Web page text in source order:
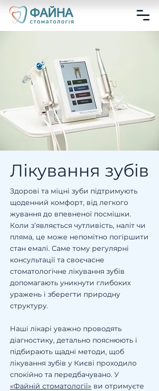
Лікування зубів
Здорові та міцні зуби підтримують
щоденний комфорт, від легкого
жування до впевненої посмішки.
Коли з’являється чутливість, наліт чи
пляма, це може непомітно погіршити
стан емалі. Саме тому регулярні
консультації та своєчасне
стоматологічне лікування зубів
допомагають уникнути глибоких
уражень і зберегти природну
структуру.
Наші лікарі уважно проводять
діагностику, детально пояснюють і
підбирають щадні методи, щоб
лікування зубів у Києві проходило
спокійно та передбачувано. У
«Файній стоматології» ви отримуєте